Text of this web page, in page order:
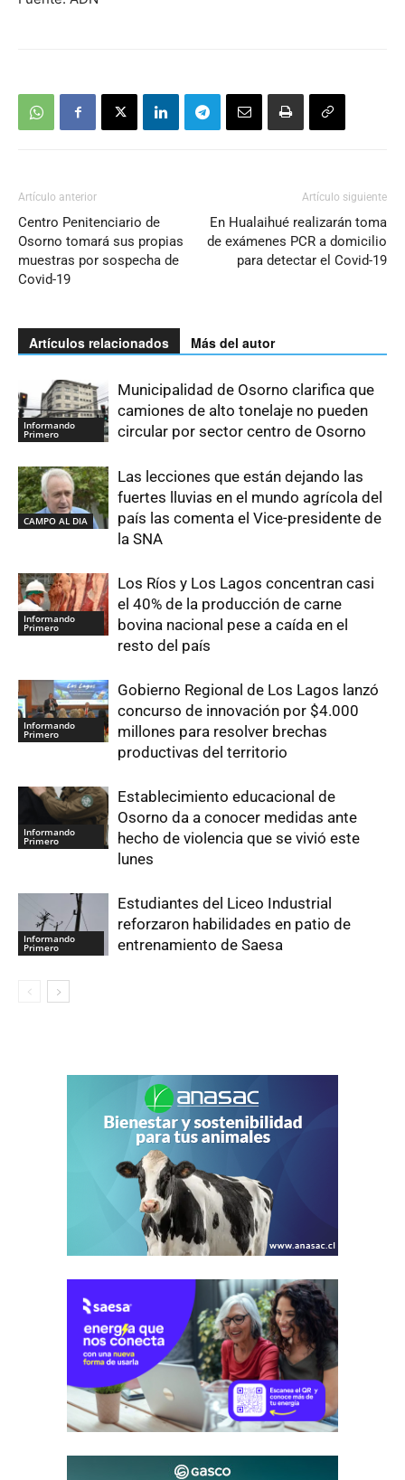
Artículo anterior
Centro Penitenciario de
Osorno tomará sus propias
muestras por sospecha de
Covid-19
Artículo siguiente
En Hualaihué realizarán toma
de exámenes PCR a domicilio
para detectar el Covid-19
Artículos relacionados Más del autor
Informando
Primero
Municipalidad de Osorno clarifica que
camiones de alto tonelaje no pueden
circular por sector centro de Osorno
CAMPO AL DIA
Las lecciones que están dejando las
fuertes lluvias en el mundo agrícola del
país las comenta el Vice-presidente de
la SNA
Informando
Primero
Los Ríos y Los Lagos concentran casi
el 40% de la producción de carne
bovina nacional pese a caída en el
resto del país
Informando
Primero
Gobierno Regional de Los Lagos lanzó
concurso de innovación por $4.000
millones para resolver brechas
productivas del territorio
Informando
Primero
Establecimiento educacional de
Osorno da a conocer medidas ante
hecho de violencia que se vivió este
lunes
Informando
Primero
Estudiantes del Liceo Industrial
reforzaron habilidades en patio de
entrenamiento de Saesa